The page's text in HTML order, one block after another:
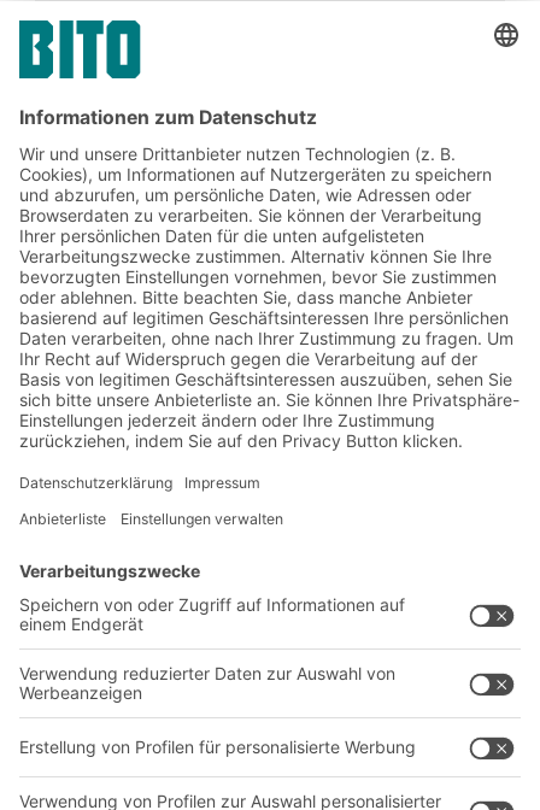
Jetzt beim BITO Newsletter
anmelden:
Lager- & Logistiknews
Exklusive Rabatte
Neuheiten
Newsletter abonnieren
Lösungen
Intralogistiklösungen
Regalsysteme
Transportsysteme
Dienstleistungen
Kontaktformular
UnternehmenFollow us